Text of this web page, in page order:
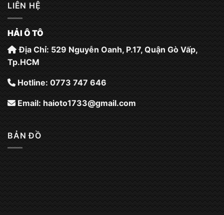
LIÊN HỆ
HẢI Ô TÔ
Địa Chỉ: 529 Nguyễn Oanh, P.17, Quận Gò Vấp,
Tp.HCM
Hotline: 0773 747 646
Email:haioto1733@gmail.com
BẢN ĐỒ